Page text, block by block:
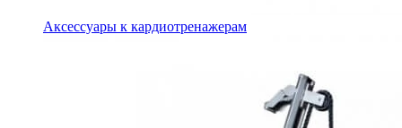
Аксессуары к кардиотренажерам